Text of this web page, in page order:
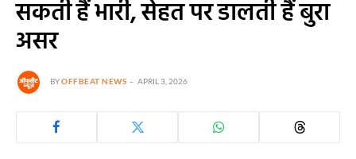
सकती हैं भारी, सेहत पर डालती हैं बुरा
असर
BYOFFBEAT NEWS APRIL 3, 2026